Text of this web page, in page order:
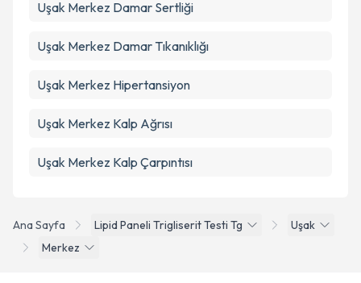
Ana Sayfa Lipid Paneli Trigliserit Testi Tg
Uşak
Merkez
Uşak Merkez Damar Sertliği
Uşak Merkez Damar Tıkanıklığı
Uşak Merkez Hipertansiyon
Uşak Merkez Kalp Ağrısı
Uşak Merkez Kalp Çarpıntısı